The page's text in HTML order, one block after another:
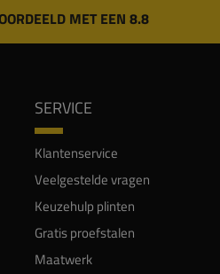
MET EEN 8.8
SERVICE
Klantenservice
Veelgestelde vragen
Keuzehulp plinten
Gratis proefstalen
Maatwerk